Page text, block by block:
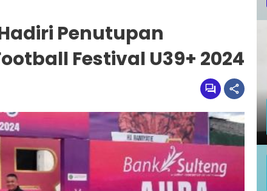
Penutupan
Festival U39+ 2024